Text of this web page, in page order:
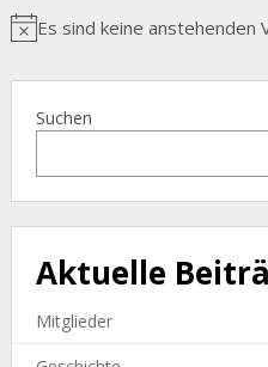
Hinweis
Es sind keine anstehenden
Suchen
Aktuelle
Mitglieder